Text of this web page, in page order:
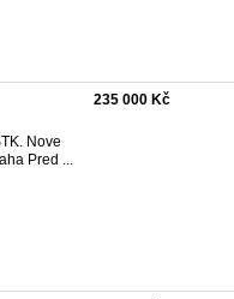
Nove
Pred ...
235 000 Kč